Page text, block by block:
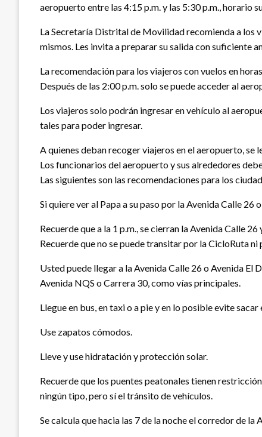
aeropuerto entre las 4:15 p.m. y las 5:30 p.m., horario
La Secretaría Distrital de Movilidad recomienda a los
mismos. Les invita a preparar su salida con suficiente
La recomendación para los viajeros con vuelos en
Después de las 2:00 p.m. solo se puede acceder al
Los viajeros solo podrán ingresar en vehículo al
tales para poder ingresar.
A quienes deban recoger viajeros en el aeropuerto, se
Los funcionarios del aeropuerto y sus alrededores
Las siguientes son las recomendaciones para los
Si quiere ver al Papa a su paso por la Avenida Calle
Recuerde que a la 1 p.m., se cierran la Avenida Calle
Recuerde que no se puede transitar por la CicloRuta
Usted puede llegar a la Avenida Calle 26 o Avenida El
Avenida NQS o Carrera 30, como vías principales.
Llegue en bus, en taxi o a pie y en lo posible evite
Use zapatos cómodos.
Lleve y use hidratación y protección solar.
Recuerde que los puentes peatonales tienen
ningún tipo, pero sí el tránsito de vehículos.
Se calcula que hacia las 7 de la noche el corredor de